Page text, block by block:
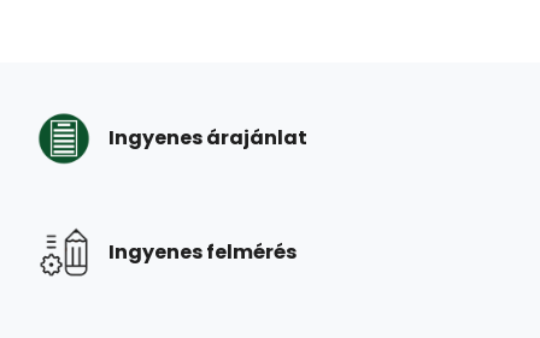
Ingyenes árajánlat
Ingyenes felmérés